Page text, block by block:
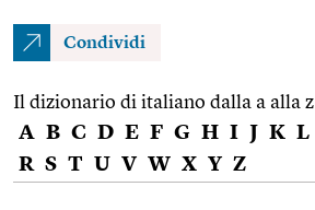
Condividi
Il dizionario di italiano dalla a alla z
A B C D E F G H I J K L
R S T U V W X Y Z